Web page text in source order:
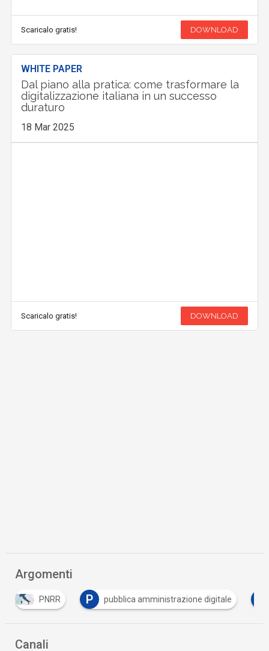
Scaricalo gratis! DOWNLOAD
WHITE PAPER
Dal piano alla pratica: come trasformare la
digitalizzazione italiana in un successo
duraturo
18 Mar 2025
Scaricalo gratis! DOWNLOAD
Argomenti
PNRR P pubblica amministrazione digitale
Canali